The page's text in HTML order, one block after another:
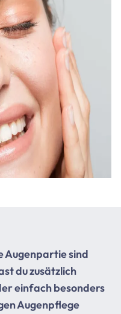
Augenpartie sind
du zusätzlich
einfach besonders
Augenpflege